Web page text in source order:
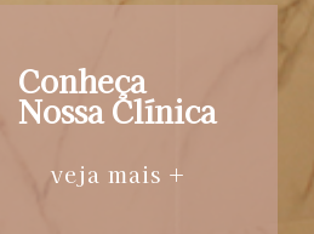
Conheça
Nossa Clínica
veja mais +